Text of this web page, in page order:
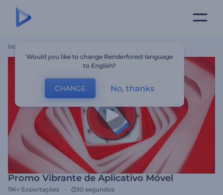
Início
Promo Vibrante de Aplicativo Móvel
11K+ Exportações 30 segundos
Would you like to change Renderforest language
to English?
CHANGE No, thanks